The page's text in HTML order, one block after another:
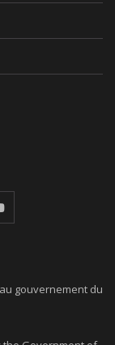
gouvernement du